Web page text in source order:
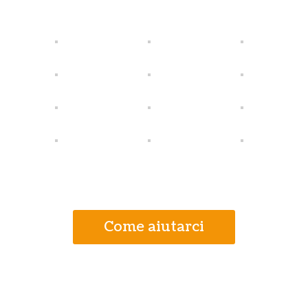
Come aiutarci